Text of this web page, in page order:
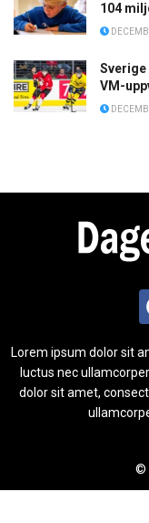
104
VM-
Lorem ipsum dolor sit
luctus nec
dolor sit amet,
©